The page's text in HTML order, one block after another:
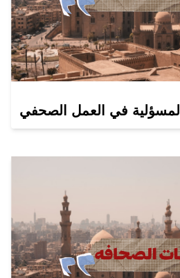
المسؤلية في العمل الصحفي